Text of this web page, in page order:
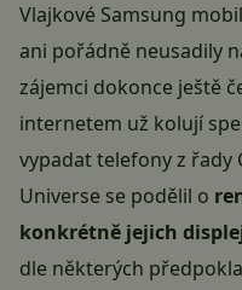
Vlajkové Samsung
ani pořádně neusadily
zájemci dokonce ještě
internetem už kolují
vypadat telefony z řady
Universe se podělil o
konkrétně jejich
dle některých